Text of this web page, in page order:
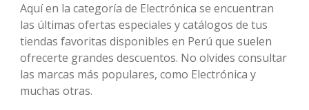
Aquí en la categoría de Electrónica se encuentran
las últimas ofertas especiales y catálogos de tus
tiendas favoritas disponibles en Perú que suelen
ofrecerte grandes descuentos. No olvides consultar
las marcas más populares, como Electrónica y
muchas otras.